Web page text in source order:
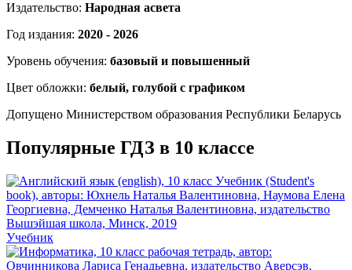
Издательство: Народная асвета
Год издания: 2020 - 2026
Уровень обучения: базовый и повышенный
Цвет обложки: белый, голубой с графиком
Допущено Министерством образования Республики Беларусь
Популярные ГДЗ в 10 классе
Учебник